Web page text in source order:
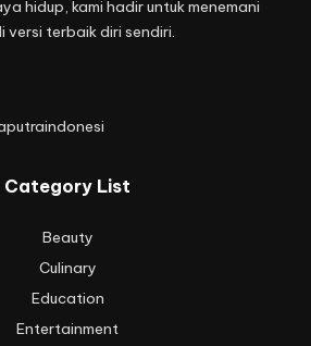
hidup, kami hadir untuk menemani
versi terbaik diri sendiri.
Category List
Beauty
Culinary
Education
Entertainment